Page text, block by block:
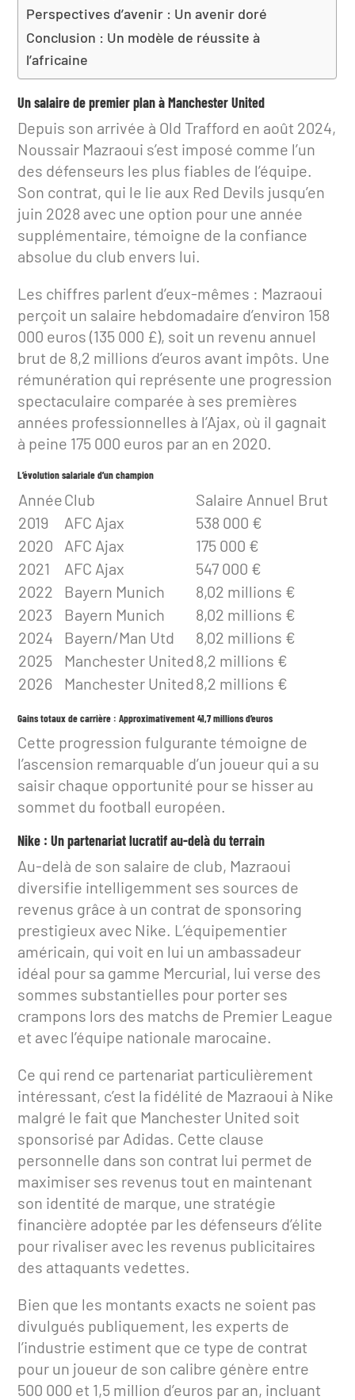
Perspectives d’avenir : Un avenir doré
Conclusion : Un modèle de réussite à
l’africaine
Un salaire de premier plan à Manchester United
Depuis son arrivée à Old Trafford en août 2024,
Noussair Mazraoui s’est imposé comme l’un
des défenseurs les plus fiables de l’équipe.
Son contrat, qui le lie aux Red Devils jusqu’en
juin 2028 avec une option pour une année
supplémentaire, témoigne de la confiance
absolue du club envers lui.
Les chiffres parlent d’eux-mêmes : Mazraoui
perçoit un salaire hebdomadaire d’environ 158
000 euros (135 000 £), soit un revenu annuel
brut de 8,2 millions d’euros avant impôts. Une
rémunération qui représente une progression
spectaculaire comparée à ses premières
années professionnelles à l’Ajax, où il gagnait
à peine 175 000 euros par an en 2020.
L’évolution salariale d’un champion
AnnéeClub
Salaire Annuel Brut
2019
AFC Ajax
538 000 €
2020
AFC Ajax
175 000 €
2021
AFC Ajax
547 000 €
2022
Bayern Munich
8,02 millions €
2023
Bayern Munich
8,02 millions €
2024
Bayern/Man Utd
8,02 millions €
2025
Manchester United8,2 millions €
2026
Manchester United8,2 millions €
Gains totaux de carrière : Approximativement 41,7 millions d’euros
Cette progression fulgurante témoigne de
l’ascension remarquable d’un joueur qui a su
saisir chaque opportunité pour se hisser au
sommet du football européen.
Nike : Un partenariat lucratif au-delà du terrain
Au-delà de son salaire de club, Mazraoui
diversifie intelligemment ses sources de
revenus grâce à un contrat de sponsoring
prestigieux avec Nike. L’équipementier
américain, qui voit en lui un ambassadeur
idéal pour sa gamme Mercurial, lui verse des
sommes substantielles pour porter ses
crampons lors des matchs de Premier League
et avec l’équipe nationale marocaine.
Ce qui rend ce partenariat particulièrement
intéressant, c’est la fidélité de Mazraoui à Nike
malgré le fait que Manchester United soit
sponsorisé par Adidas. Cette clause
personnelle dans son contrat lui permet de
maximiser ses revenus tout en maintenant
son identité de marque, une stratégie
financière adoptée par les défenseurs d’élite
pour rivaliser avec les revenus publicitaires
des attaquants vedettes.
Bien que les montants exacts ne soient pas
divulgués publiquement, les experts de
l’industrie estiment que ce type de contrat
pour un joueur de son calibre génère entre
500 000 et 1,5 million d’euros par an, incluant